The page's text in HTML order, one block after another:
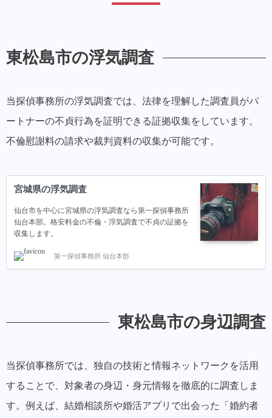
東松島市の浮気調査
当探偵事務所の浮気調査では、法律を理解した調査員がパ
ートナーの不貞行為を証明できる証拠収集をしています。
不倫慰謝料の請求や裁判資料の収集が可能です。
宮城県の浮気調査
仙台市を中心に宮城県の浮気調査なら第一探偵事務所
仙台本部。格安料金の不倫・浮気調査で不貞の証拠を
収集します。
第一探偵事務所 仙台本部
東松島市の身辺調査
当探偵事務所では、独自の技術と情報ネットワークを活用
することで、対象者の身辺・身元情報を徹底的に調査しま
す。例えば、結婚相談所や婚活アプリで出会った「婚約者